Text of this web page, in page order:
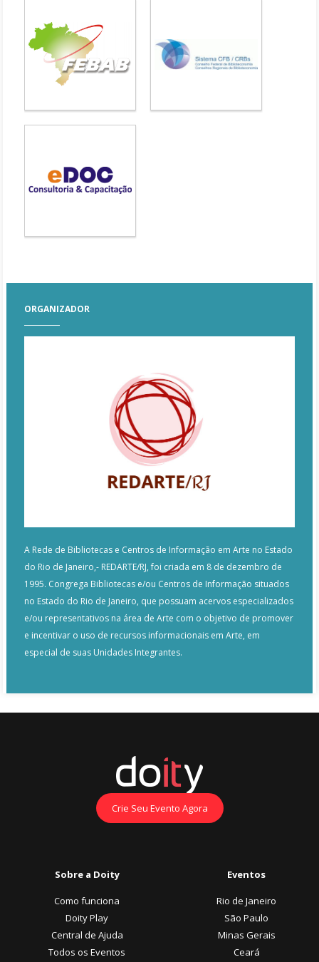
ORGANIZADOR
A Rede de Bibliotecas e Centros de Informação em Arte no Estado
do Rio de Janeiro,- REDARTE/RJ, foi criada em 8 de dezembro de
1995. Congrega Bibliotecas e/ou Centros de Informação situados
no Estado do Rio de Janeiro, que possuam acervos especializados
e/ou representativos na área de Arte com o objetivo de promover
e incentivar o uso de recursos informacionais em Arte, em
especial de suas Unidades Integrantes.
Crie Seu Evento Agora
Sobre a Doity
Como funciona
Doity Play
Central de Ajuda
Todos os Eventos
Eventos
Rio de Janeiro
São Paulo
Minas Gerais
Ceará